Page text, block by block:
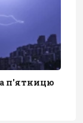
п'ятницю